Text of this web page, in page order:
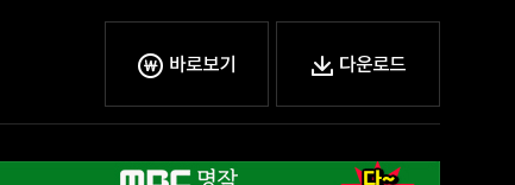
바로보기 다운로드